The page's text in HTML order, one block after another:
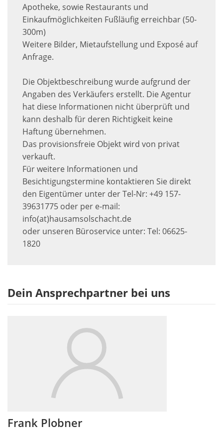
Apotheke, sowie Restaurants und
Einkaufmöglichkeiten Fußläufig erreichbar (50-
300m)
Weitere Bilder, Mietaufstellung und Exposé auf
Anfrage.
Die Objektbeschreibung wurde aufgrund der
Angaben des Verkäufers erstellt. Die Agentur
hat diese Informationen nicht überprüft und
kann deshalb für deren Richtigkeit keine
Haftung übernehmen.
Das provisionsfreie Objekt wird von privat
verkauft.
Für weitere Informationen und
Besichtigungstermine kontaktieren Sie direkt
den Eigentümer unter der Tel-Nr: +49 157-
39631775 oder per e-mail:
info(at)hausamsolschacht.de
oder unseren Büroservice unter: Tel: 06625-
1820
Dein Ansprechpartner bei uns
Frank Plobner